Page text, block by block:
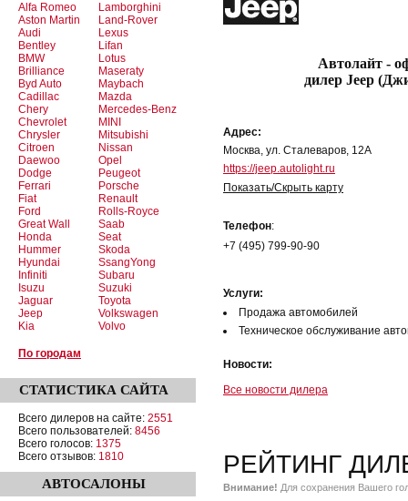
Alfa Romeo
Aston Martin
Audi
Bentley
BMW
Brilliance
Byd Auto
Cadillac
Chery
Chevrolet
Chrysler
Citroen
Daewoo
Dodge
Ferrari
Fiat
Ford
Great Wall
Honda
Hummer
Hyundai
Infiniti
Isuzu
Jaguar
Jeep
Kia
Lamborghini
Land-Rover
Lexus
Lifan
Lotus
Maseraty
Maybach
Mazda
Mercedes-Benz
MINI
Mitsubishi
Nissan
Opel
Peugeot
Porsche
Renault
Rolls-Royce
Saab
Seat
Skoda
SsangYong
Subaru
Suzuki
Toyota
Volkswagen
Volvo
По городам
СТАТИСТИКА САЙТА
Всего дилеров на сайте: 2551
Всего пользователей: 8456
Всего голосов: 1375
Всего отзывов: 1810
АВТОСАЛОНЫ
Автолайт -
дилер Jeep
Адрес:
Москва, ул. Сталеваров, 12А
https://jeep.autolight.ru
Показать/Скрыть карту
Телефон:
+7 (495) 799-90-90
Услуги:
Продажа автомобилей
Техническое обслуживание
Новости:
Все новости дилера
РЕЙТИНГ
Внимание! Для сохранения Вашего